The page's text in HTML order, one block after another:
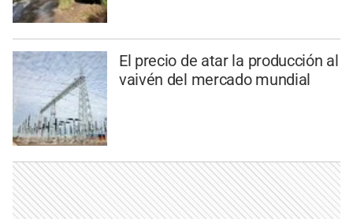
El precio de atar la producción al
vaivén del mercado mundial